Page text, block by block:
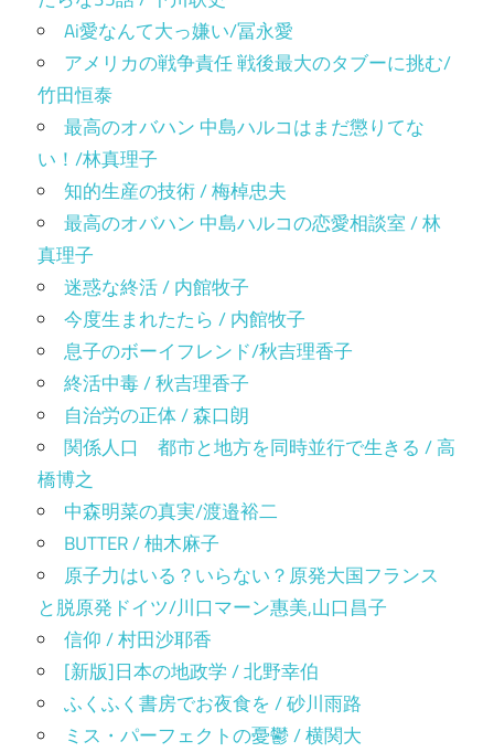
Ai愛なんて大っ嫌い/冨永愛
アメリカの戦争責任 戦後最大のタブーに挑む/
竹田恒泰
最高のオバハン 中島ハルコはまだ懲りてな
い！/林真理子
知的生産の技術 / 梅棹忠夫
最高のオバハン 中島ハルコの恋愛相談室 / 林
真理子
迷惑な終活 / 内館牧子
今度生まれたたら / 内館牧子
息子のボーイフレンド/秋吉理香子
終活中毒 / 秋吉理香子
自治労の正体 / 森口朗
関係人口 都市と地方を同時並行で生きる / 高
橋博之
中森明菜の真実/渡邉裕二
BUTTER / 柚木麻子
原子力はいる？いらない？原発大国フランス
と脱原発ドイツ/川口マーン惠美,山口昌子
信仰 / 村田沙耶香
[新版]日本の地政学 / 北野幸伯
ふくふく書房でお夜食を / 砂川雨路
ミス・パーフェクトの憂鬱 / 横関大